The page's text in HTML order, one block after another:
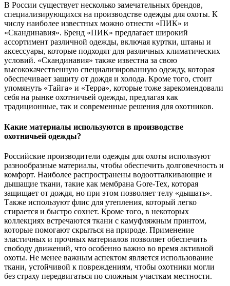
В России существует несколько замечательных брендов,
специализирующихся на производстве одежды для охоты. К
числу наиболее известных можно отнести «ПИК» и
«Скандинавия». Бренд «ПИК» предлагает широкий
ассортимент различной одежды, включая куртки, штаны и
аксессуары, которые подходят для различных климатических
условий. «Скандинавия» также известна за свою
высококачественную специализированную одежду, которая
обеспечивает защиту от дождя и холода. Кроме того, стоит
упомянуть «Тайга» и «Терра», которые тоже зарекомендовали
себя на рынке охотничьей одежды, предлагая как
традиционные, так и современные решения для охотников.
Какие материалы используются в производстве
охотничьей одежды?
Российские производители одежды для охоты используют
разнообразные материалы, чтобы обеспечить долговечность и
комфорт. Наиболее распространены водоотталкивающие и
дышащие ткани, такие как мембрана Gore-Tex, которая
защищает от дождя, но при этом позволяет телу «дышать».
Также используют флис для утепления, который легко
стирается и быстро сохнет. Кроме того, в некоторых
коллекциях встречаются ткани с камуфляжным принтом,
которые помогают скрыться на природе. Применение
эластичных и прочных материалов позволяет обеспечить
свободу движений, что особенно важно во время активной
охоты. Не менее важным аспектом является использование
ткани, устойчивой к повреждениям, чтобы охотники могли
без страху передвигаться по сложным участкам местности.